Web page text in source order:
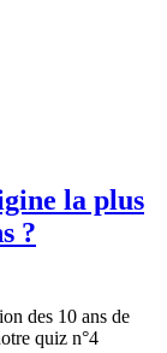
la plus
?
des 10 ans de
quiz n°4